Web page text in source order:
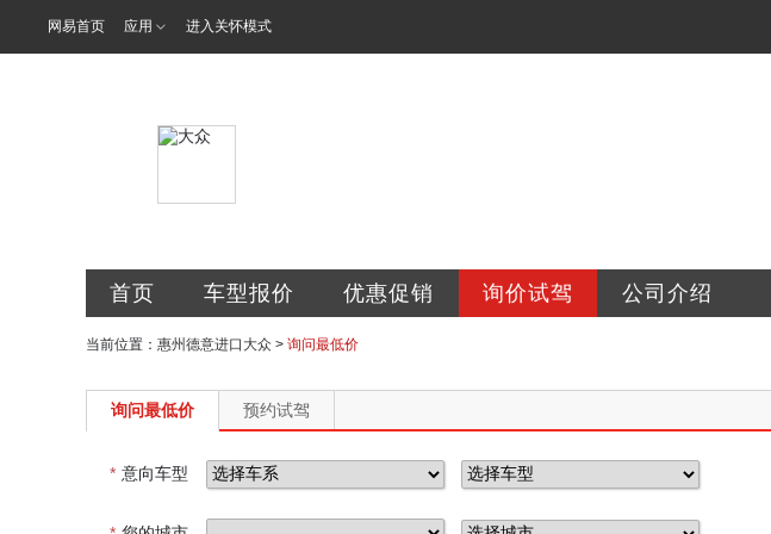
网易首页 应用 进入关怀模式
首页 车型报价 优惠促销 询价试驾 公司介绍
当前位置： 惠州德意进口大众 > 询问最低价
询问最低价 预约试驾
* 意向车型